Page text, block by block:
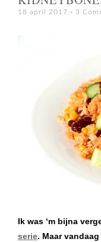
18 april 2017 3
Ik was ‘m bijna
serie. Maar